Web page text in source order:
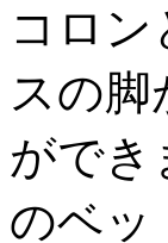
コロ
スの
ができ
のベッ